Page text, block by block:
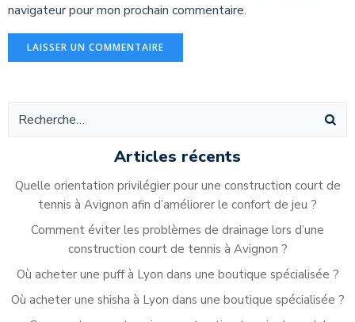
navigateur pour mon prochain commentaire.
Articles récents
Quelle orientation privilégier pour une construction court de
tennis à Avignon afin d’améliorer le confort de jeu ?
Comment éviter les problèmes de drainage lors d’une
construction court de tennis à Avignon ?
Où acheter une puff à Lyon dans une boutique spécialisée ?
Où acheter une shisha à Lyon dans une boutique spécialisée ?